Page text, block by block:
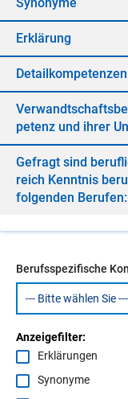
Syn­ony­me
Er­klä­rung
De­tail­kom­pe­ten­zen
pe­tenz und ih­rer
Ge­fragt sind
reich Kennt­nis
fol­gen­den Be­ru­fen:
Berufsspezifische
Anzeigefilter:
Erklärungen
Synonyme